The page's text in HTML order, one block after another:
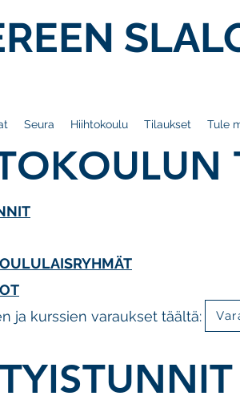
Seura Hiihtokoulu Tilaukset Tule
ja kurssien varaukset täältä: